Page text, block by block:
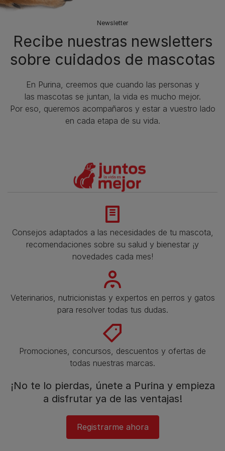
Newsletter
Recibe nuestras newsletters
sobre cuidados de mascotas​
En Purina, creemos que cuando las personas y
las mascotas se juntan, la vida es mucho mejor.
Por eso, queremos acompañaros y estar a vuestro lado
en cada etapa de su vida.​
Consejos adaptados a las necesidades de tu mascota,
recomendaciones sobre su salud y bienestar ¡y
novedades cada mes!
Veterinarios, nutricionistas y expertos en perros y gatos
para resolver todas tus dudas.​
Promociones, concursos, descuentos y ofertas de
todas nuestras marcas.​
¡No te lo pierdas, únete a Purina y empieza
a disfrutar ya de las ventajas!​
Registrarme ahora